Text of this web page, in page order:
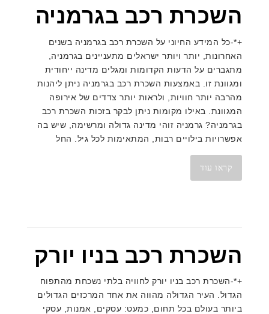
השכרת רכב בגרמניה
+*-כל המידע החיוני על השכרת רכב בגרמניה בשנים
האחרונות, יותר ויותר ישראלים מתעניינים בגרמניה,
מתגברים על הדעות הקדומות ומגלים מדינה ייחודית
ומגוונת זו. באמצעות השכרת רכב בגרמניה ניתן ליהנות
מהרבה יותר חוויות, ולראות יותר צדדים של אירופה
המגוונת. באילו מקומות ניתן לבקר בזכות השכרת רכב
בגרמניה? גרמניה זוהי מדינה גדולה ומרשימה, שיש בה
אפשרויות בילויים רבות, המתאימות לכל גיל. החל
קראו עוד
השכרת רכב בניו יורק
+*-השכרת רכב בניו יורק לחוויה בלתי נשכחת מהתפוח
הגדול. העיר הגדולה מהווה את אחד המרכזים הגדולים
ביותר בעולם בכל תחום, כמעט: עסקים, אמנות, עסקי